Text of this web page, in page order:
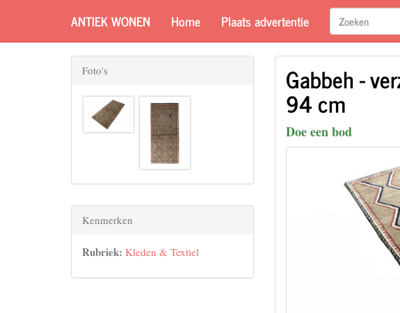
ANTIEK WONEN Home Plaats advertentie
Gabbeh -
94 cm
Doe een bod
Foto's
Kenmerken
Rubriek: Kleden & Textiel